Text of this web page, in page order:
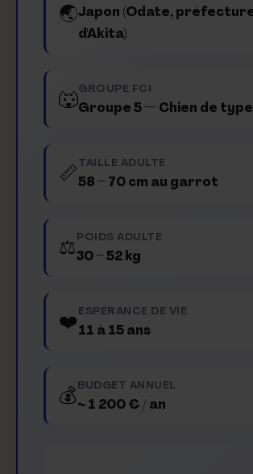
🌏Japon (Odate,
d'Akita)
🐺GROUPE FCI
Groupe 5 — Chien de
📏TAILLE ADULTE
58 – 70 cm au garrot
⚖️POIDS ADULTE
30 – 52 kg
❤️ESPÉRANCE DE VIE
11 à 15 ans
💰BUDGET ANNUEL
~ 1 200 € / an